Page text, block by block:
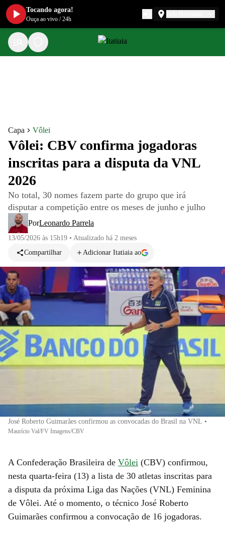
Capa Vôlei
Vôlei: CBV confirma jogadoras
inscritas para a disputa da VNL
2026
No total, 30 nomes fazem parte do grupo que irá
disputar a competição entre os meses de junho e julho
PorLeonardo Parrela
13/05/2026 às 15h19 • Atualizado há 2 meses
Compartilhar
Adicionar Itatiaia ao
José Roberto Guimarães confirmou as convocadas do Brasil na VNL •
Maurício Val/FV Imagens/CBV
A Confederação Brasileira de Vôlei (CBV) confirmou,
nesta quarta-feira (13) a lista de 30 atletas inscritas para
a disputa da próxima Liga das Nações (VNL) Feminina
de Vôlei. Até o momento, o técnico José Roberto
Guimarães confirmou a convocação de 16 jogadoras.
Tocando agora!
Ouça ao vivo /24h